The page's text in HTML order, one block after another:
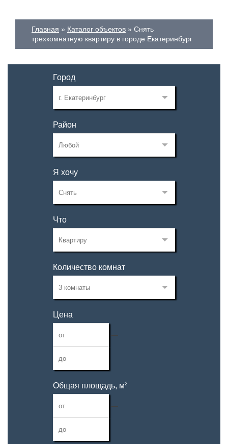
Главная Каталог объектов
Снять
трехкомнатную квартиру в городе Екатеринбург
Город
Район
Я хочу
Что
Количество комнат
Цена
—
Общая площадь, м2
—